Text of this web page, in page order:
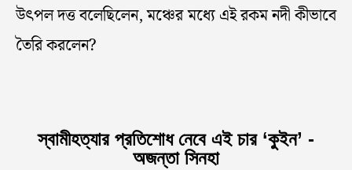
উৎপল দত্ত বলেছিলেন, মঞ্চের মধ্যে এই রকম নদী কীভাবে
তৈরি করলেন?
স্বামীহত্যার প্রতিশোধ নেবে এই চার ‘কুইন’ -
অজন্তা সিনহা